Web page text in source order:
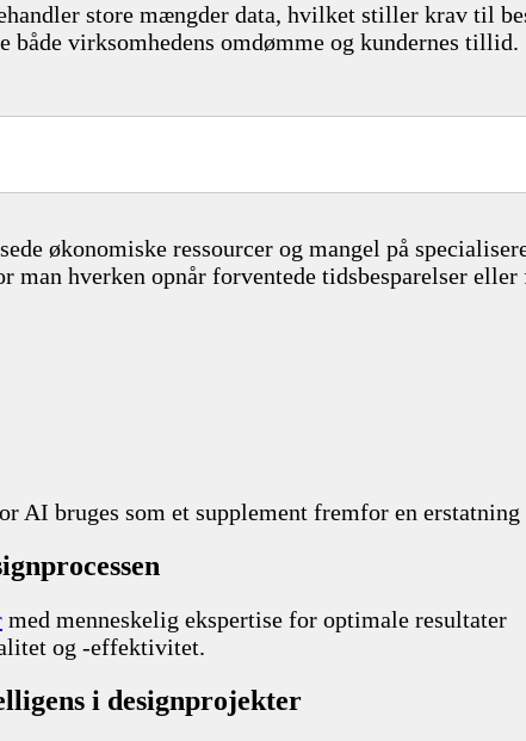
store mængder data, hvilket stiller krav til
både virksomhedens omdømme og kundernes tillid.
økonomiske ressourcer og mangel på
hverken opnår forventede tidsbesparelser
AI bruges som et supplement fremfor en
med menneskelig ekspertise for optimale resultater
og -effektivitet.
i designprojekter